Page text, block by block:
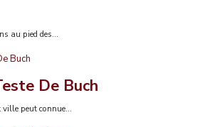
au pied des...
De Buch
peut connue...